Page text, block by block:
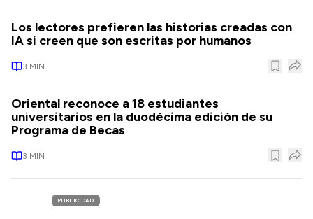
Los lectores prefieren las historias creadas con
IA si creen que son escritas por humanos
3 MIN
Oriental reconoce a 18 estudiantes
universitarios en la duodécima edición de su
Programa de Becas
3 MIN
PUBLICIDAD